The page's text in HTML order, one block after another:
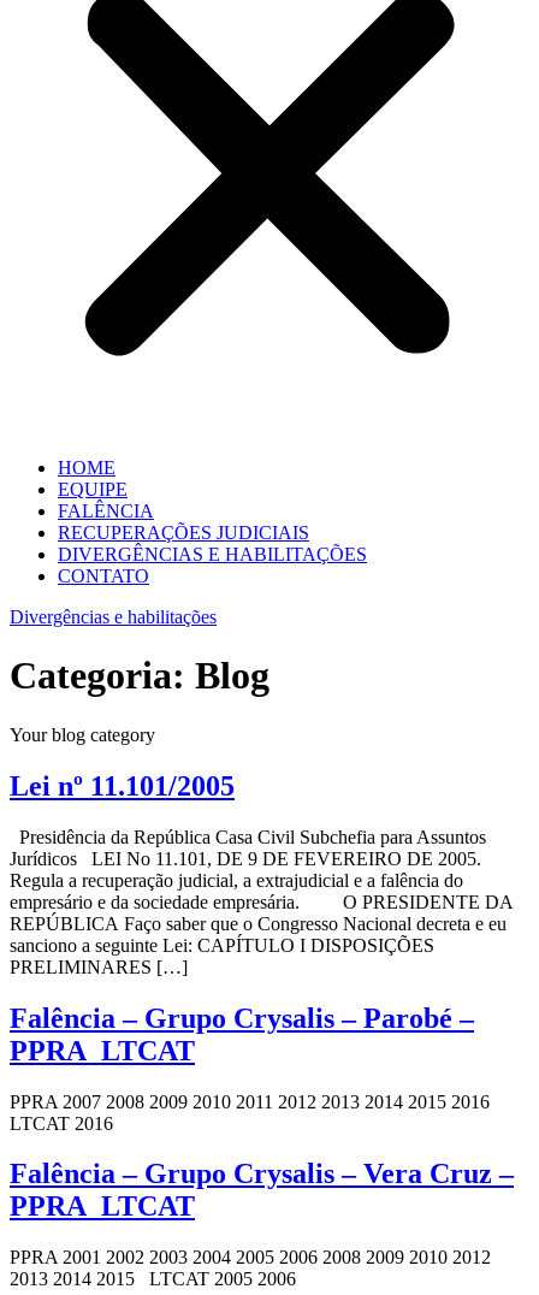
HOME
EQUIPE
FALÊNCIA
RECUPERAÇÕES JUDICIAIS
DIVERGÊNCIAS E HABILITAÇÕES
CONTATO
Divergências e habilitações
Categoria: Blog
Your blog category
Lei nº 11.101/2005
Presidência da República Casa Civil Subchefia para Assuntos
Jurídicos LEI No 11.101, DE 9 DE FEVEREIRO DE 2005.
Regula a recuperação judicial, a extrajudicial e a falência do
empresário e da sociedade empresária. O PRESIDENTE DA
REPÚBLICA Faço saber que o Congresso Nacional decreta e eu
sanciono a seguinte Lei: CAPÍTULO I DISPOSIÇÕES
PRELIMINARES […]
Falência – Grupo Crysalis – Parobé –
PPRA_LTCAT
PPRA 2007 2008 2009 2010 2011 2012 2013 2014 2015 2016
LTCAT 2016
Falência – Grupo Crysalis – Vera Cruz –
PPRA_LTCAT
PPRA 2001 2002 2003 2004 2005 2006 2008 2009 2010 2012
2013 2014 2015 LTCAT 2005 2006